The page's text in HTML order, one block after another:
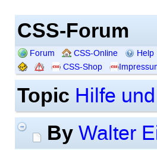
CSS-Forum
Forum CSS-Online Help
CSS-Shop
Topic Hilfe
By Walter